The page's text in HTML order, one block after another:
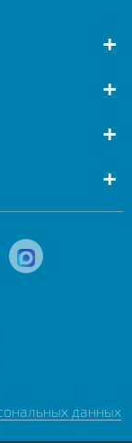
+
+
+
+
данных